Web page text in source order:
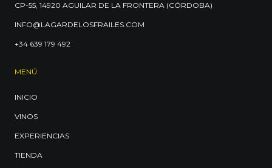
CP-55, 14920 AGUILAR DE LA FRONTERA (CÓRDOBA)
INFO@LAGARDELOSFRAILES.COM
+34 639 179 492
MENÚ
INICIO
VINOS
EXPERIENCIAS
TIENDA